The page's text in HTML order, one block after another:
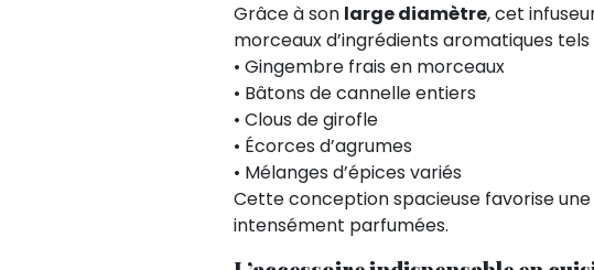
Grâce à son large diamètre, cet
morceaux d’ingrédients aromatiques tels
• Gingembre frais en morceaux
• Bâtons de cannelle entiers
• Clous de girofle
• Écorces d’agrumes
• Mélanges d’épices variés
Cette conception spacieuse favorise une
intensément parfumées.